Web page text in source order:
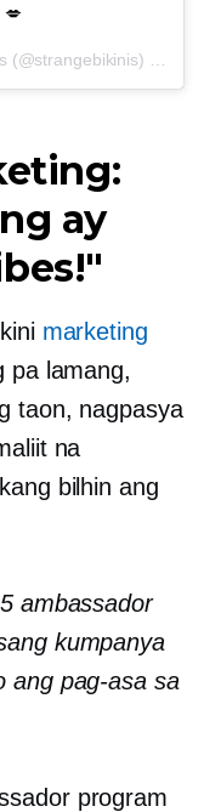
💋
ay
marketing
pa lamang,
taon, nagpasya
na
bilhin ang
ambassador
kumpanya
ang pag-asa sa
program